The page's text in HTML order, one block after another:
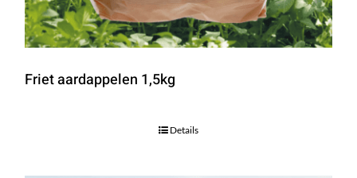
Friet aardappelen 1,5kg
Details